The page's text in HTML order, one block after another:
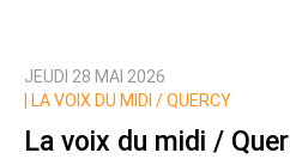
JEUDI 28 MAI 2026
LA VOIX DU MIDI / QUERCY
La voix du midi /